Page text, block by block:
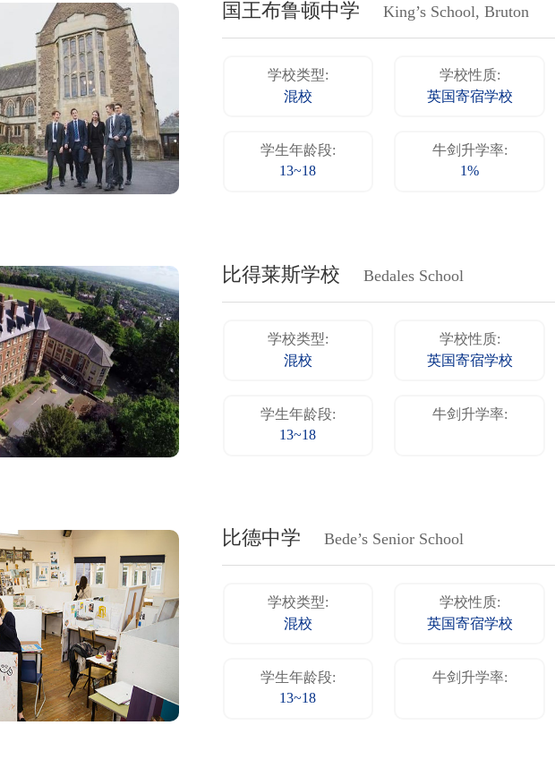
国王布鲁顿中学 King’s School, Bruton
学校类型:
混校
学校性质:
英国寄宿学校
学生年龄段:
13~18
牛剑升学率:
1%
比得莱斯学校 Bedales School
学校类型:
混校
学校性质:
英国寄宿学校
学生年龄段:
13~18
牛剑升学率:
比德中学 Bede’s Senior School
学校类型:
混校
学校性质:
英国寄宿学校
学生年龄段:
13~18
牛剑升学率: